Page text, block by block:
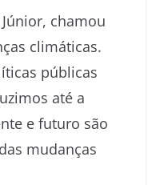
chamou
climáticas.
públicas
até a
e futuro são
mudanças